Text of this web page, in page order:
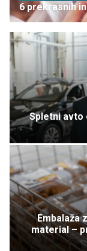
6 prekrasnih
Spletni avto
Embalaža
material –